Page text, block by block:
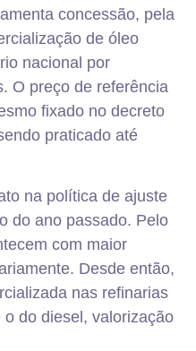
concessão, pela
de óleo
nacional por
O preço de referência
fixado no decreto
praticado até
na política de ajuste
do ano passado. Pelo
com maior
Desde então,
nas refinarias
do diesel, valorização